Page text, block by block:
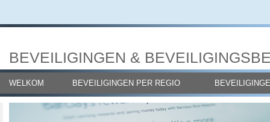
BEVEILIGINGEN &
WELKOM BEVEILIGINGEN PER REGIO